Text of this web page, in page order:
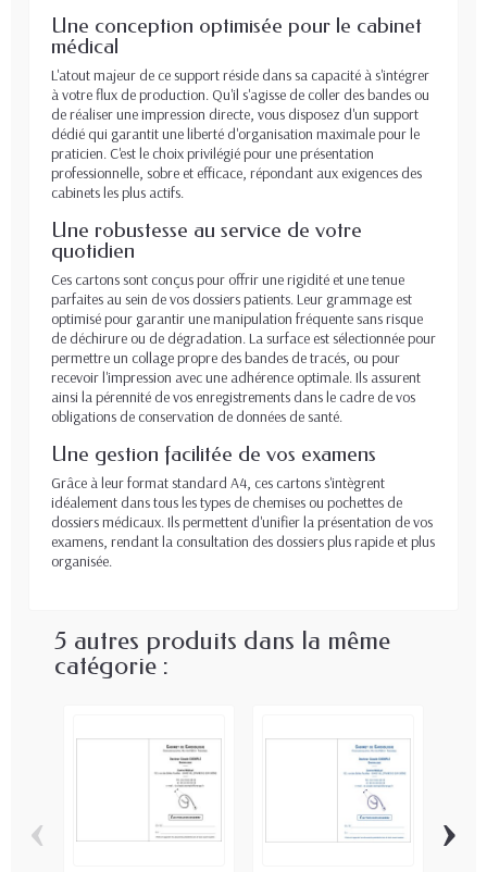
Une conception optimisée pour le cabinet
médical
L'atout majeur de ce support réside dans sa capacité à s'intégrer
à votre flux de production. Qu'il s'agisse de coller des bandes ou
de réaliser une impression directe, vous disposez d'un support
dédié qui garantit une liberté d'organisation maximale pour le
praticien. C'est le choix privilégié pour une présentation
professionnelle, sobre et efficace, répondant aux exigences des
cabinets les plus actifs.
Une robustesse au service de votre
quotidien
Ces cartons sont conçus pour offrir une rigidité et une tenue
parfaites au sein de vos dossiers patients. Leur grammage est
optimisé pour garantir une manipulation fréquente sans risque
de déchirure ou de dégradation. La surface est sélectionnée pour
permettre un collage propre des bandes de tracés, ou pour
recevoir l'impression avec une adhérence optimale. Ils assurent
ainsi la pérennité de vos enregistrements dans le cadre de vos
obligations de conservation de données de santé.
Une gestion facilitée de vos examens
Grâce à leur format standard A4, ces cartons s'intègrent
idéalement dans tous les types de chemises ou pochettes de
dossiers médicaux. Ils permettent d'unifier la présentation de vos
examens, rendant la consultation des dossiers plus rapide et plus
organisée.
5 autres produits dans la même
catégorie :
‹ ›